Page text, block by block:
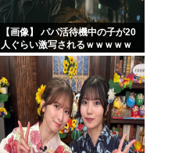
【画像】 パパ活待機中の子が20
人ぐらい激写されるｗｗｗｗｗ
ｗｗｗｗｗｗ